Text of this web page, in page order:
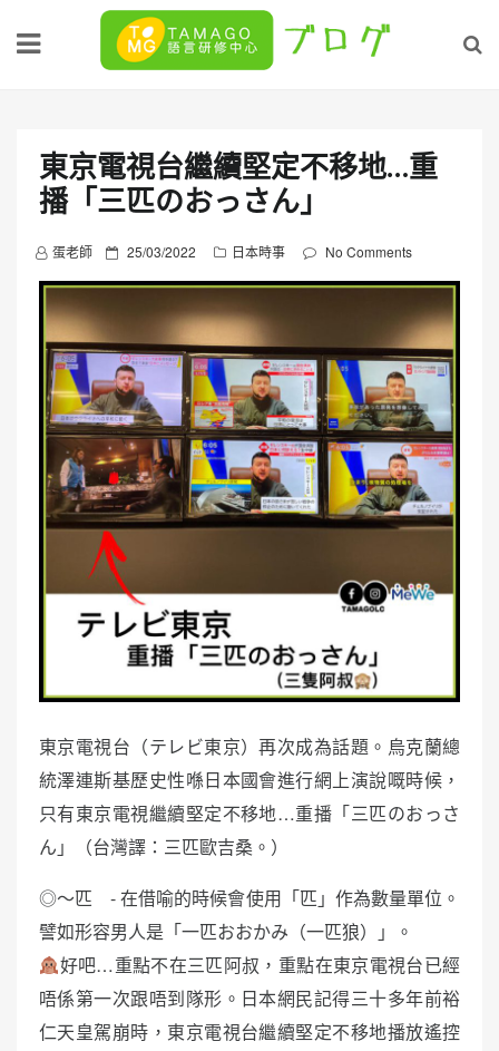
東京電視台繼續堅定不移地…重
播「三匹のおっさん」
蛋老師
P
o
e
d
o
n
25/03/2022 日本時事 No Comments
東京電視台（テレビ東京）再次成為話題。烏克蘭總
統澤連斯基歷史性喺日本國會進行網上演說嘅時候，
只有東京電視繼續堅定不移地…重播「三匹のおっさ
ん」（台灣譯：三匹歐吉桑。）
◎〜匹 - 在借喻的時候會使用「匹」作為數量單位。
譬如形容男人是「一匹おおかみ（一匹狼）」。
好吧…重點不在三匹阿叔，重點在東京電視台已經
唔係第一次跟唔到隊形。日本網民記得三十多年前裕
仁天皇駕崩時，東京電視台繼續堅定不移地播放遙控